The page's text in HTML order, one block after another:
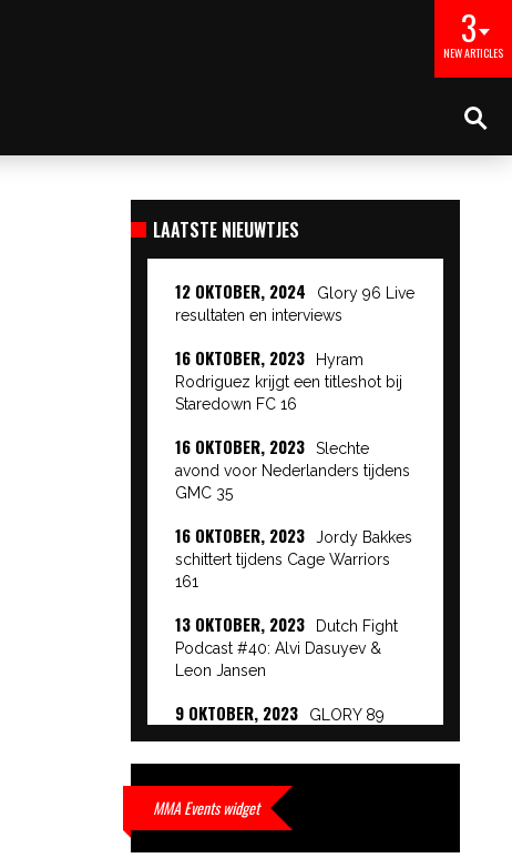
3
NEW ARTICLES
LAATSTE NIEUWTJES
12 OKTOBER, 2024
Glory 96 Live
resultaten en interviews
16 OKTOBER, 2023
Hyram
Rodriguez krijgt een titleshot bij
Staredown FC 16
16 OKTOBER, 2023
Slechte
avond voor Nederlanders tijdens
GMC 35
16 OKTOBER, 2023
Jordy Bakkes
schittert tijdens Cage Warriors
161
13 OKTOBER, 2023
Dutch Fight
Podcast #40: Alvi Dasuyev &
Leon Jansen
9 OKTOBER, 2023
GLORY 89
Beatdown 9 Event Results
MMA Events widget